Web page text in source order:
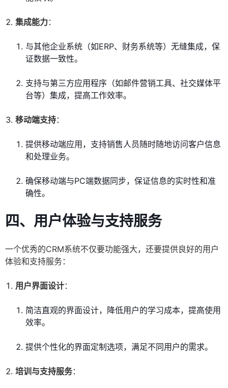
集成能力：
与其他企业系统（如ERP、财务系统等）无缝集成，保
证数据一致性。
支持与第三方应用程序（如邮件营销工具、社交媒体平
台等）集成，提高工作效率。
移动端支持：
提供移动端应用，支持销售人员随时随地访问客户信息
和处理业务。
确保移动端与PC端数据同步，保证信息的实时性和准
确性。
四、用户体验与支持服务
一个优秀的CRM系统不仅要功能强大，还要提供良好的用户
体验和支持服务：
用户界面设计：
简洁直观的界面设计，降低用户的学习成本，提高使用
效率。
提供个性化的界面定制选项，满足不同用户的需求。
培训与支持服务：